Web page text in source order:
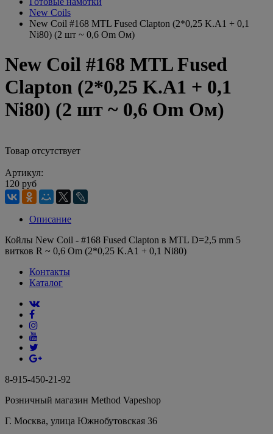
New Coils
New Coil #168 MTL Fused Clapton (2*0,25 K.A1 + 0,1
Ni80) (2 шт ~ 0,6 Om Ом)
New Coil #168 MTL Fused
Clapton (2*0,25 K.A1 + 0,1
Ni80) (2 шт ~ 0,6 Om Ом)
Товар отсутствует
Артикул:
120 руб
Описание
Койлы New Coil - #168 Fused Clapton в MTL D=2,5 mm 5
витков R ~ 0,6 Om (2*0,25 K.A1 + 0,1 Ni80)
Контакты
Каталог
8-915-450-21-92
Розничный магазин Method Vapeshop
Г. Москва, улица Южнобутовская 36